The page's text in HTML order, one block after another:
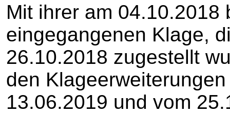
Mit ihrer am 04.10.2018
eingegangenen Klage,
26.10.2018 zugestellt
den
13.06.2019 und vom